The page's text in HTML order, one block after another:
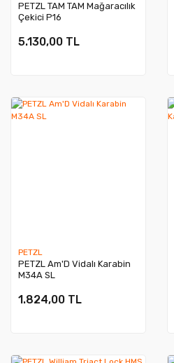
PETZL TAM TAM Mağaracılık
Çekici P16
5.130,00 TL
PETZL
PETZL Am'D Vidalı Karabin
M34A SL
1.824,00 TL